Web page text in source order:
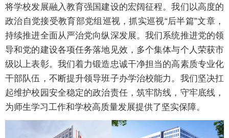
将学校发展融入教育强国建设的宏阔征程。我们以高度的
政治自觉接受教育部党组巡视，抓实巡视“后半篇”文章，
持续推进全面从严治党向纵深发展。我们系统推进党的领
导和党的建设各项任务落地见效，多个集体与个人荣获市
级以上表彰。我们着力锻造忠诚干净担当的高素质专业化
干部队伍，不断提升领导班子办学治校能力。我们坚决扛
起维护校园安全稳定的政治责任，筑牢防线，守牢底线，
为师生学习工作和学校高质量发展提供了坚实保障。